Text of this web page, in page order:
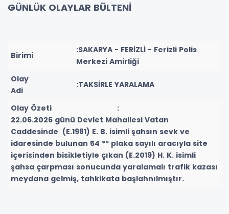
GÜNLÜK OLAYLAR BÜLTENİ
Birimi
:SAKARYA - FERİZLİ - Ferizli Polis
Merkezi Amirliği
Olay
Adi
:TAKSİRLE YARALAMA
Olay Özeti :
22.06.2026 günü Devlet Mahallesi Vatan
Caddesinde (E.1981) E. B. isimli şahsın sevk ve
idaresinde bulunan 54 ** plaka sayılı aracıyla site
içerisinden bisikletiyle çıkan (E.2019) H. K. isimli
şahsa çarpması sonucunda yaralamalı trafik kazası
meydana gelmiş, tahkikata başlahnılmıştır.